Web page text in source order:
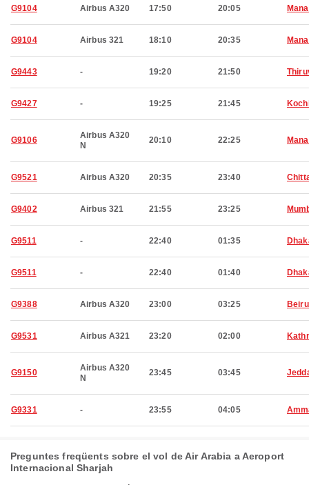
G9104 Airbus A320 17:50 20:05
G9104 Airbus 321 18:10 20:35
G9443 - 19:20 21:50
G9427 - 19:25 21:45
G9106
Airbus A320
N
20:10 22:25
G9521 Airbus A320 20:35 23:40
G9402 Airbus 321 21:55 23:25
G9511 - 22:40 01:35
G9511 - 22:40 01:40
G9388 Airbus A320 23:00 03:25
G9531 Airbus A321 23:20 02:00
G9150
Airbus A320
N
23:45 03:45
G9331 - 23:55 04:05
Preguntes freqüents sobre el vol de Air Arabia a Aeroport
Internacional Sharjah